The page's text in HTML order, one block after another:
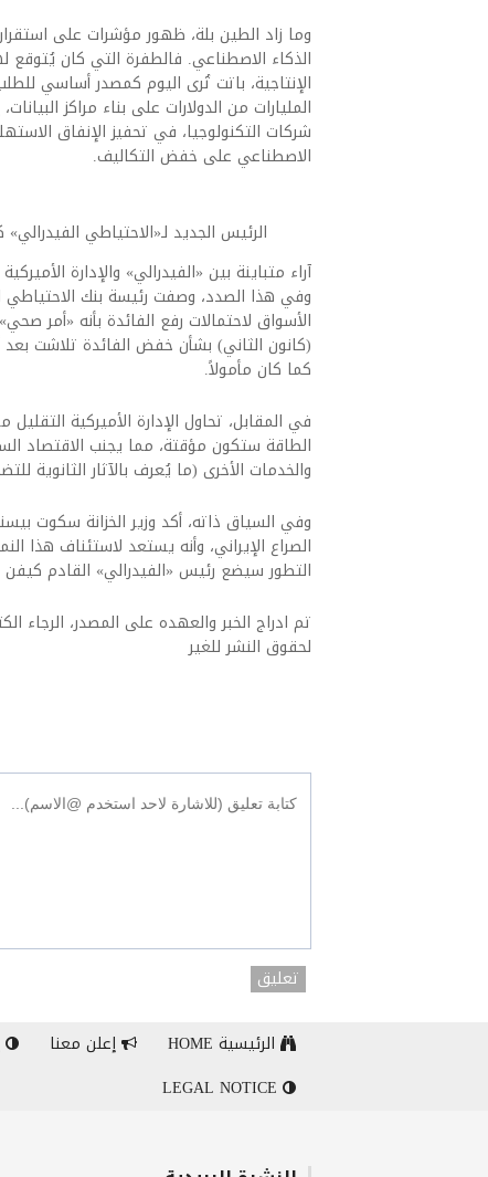
وما زاد الطين بلة، ظهور مؤشرات على
الذكاء الاصطناعي. فالطفرة التي كان
الإنتاجية، باتت تُرى اليوم كمصدر أساسي
المليارات من الدولارات على بناء مراكز
شركات التكنولوجيا، في تحفيز الإنفاق
الاصطناعي على خفض التكاليف.
الرئيس الجديد لـ«الاحتياطي
آراء متباينة بين «الفيدرالي» والإدارة الأميركية
وفي هذا الصدد، وصفت رئيسة بنك الاحتياطي
الأسواق لاحتمالات رفع الفائدة بأنه «أمر
(كانون الثاني) بشأن خفض الفائدة تلاشت
كما كان مأمولاً.
في المقابل، تحاول الإدارة الأميركية
الطاقة ستكون مؤقتة، مما يجنب الاقتصاد
والخدمات الأخرى (ما يُعرف بالآثار الثانوية
وفي السياق ذاته، أكد وزير الخزانة سكوت
الصراع الإيراني، وأنه يستعد لاستئناف هذا
التطور سيضع رئيس «الفيدرالي» القادم
تم ادراج الخبر والعهده على المصدر، الرجاء
لحقوق النشر للغير
تعليق
الرئيسية HOME إعلن معنا